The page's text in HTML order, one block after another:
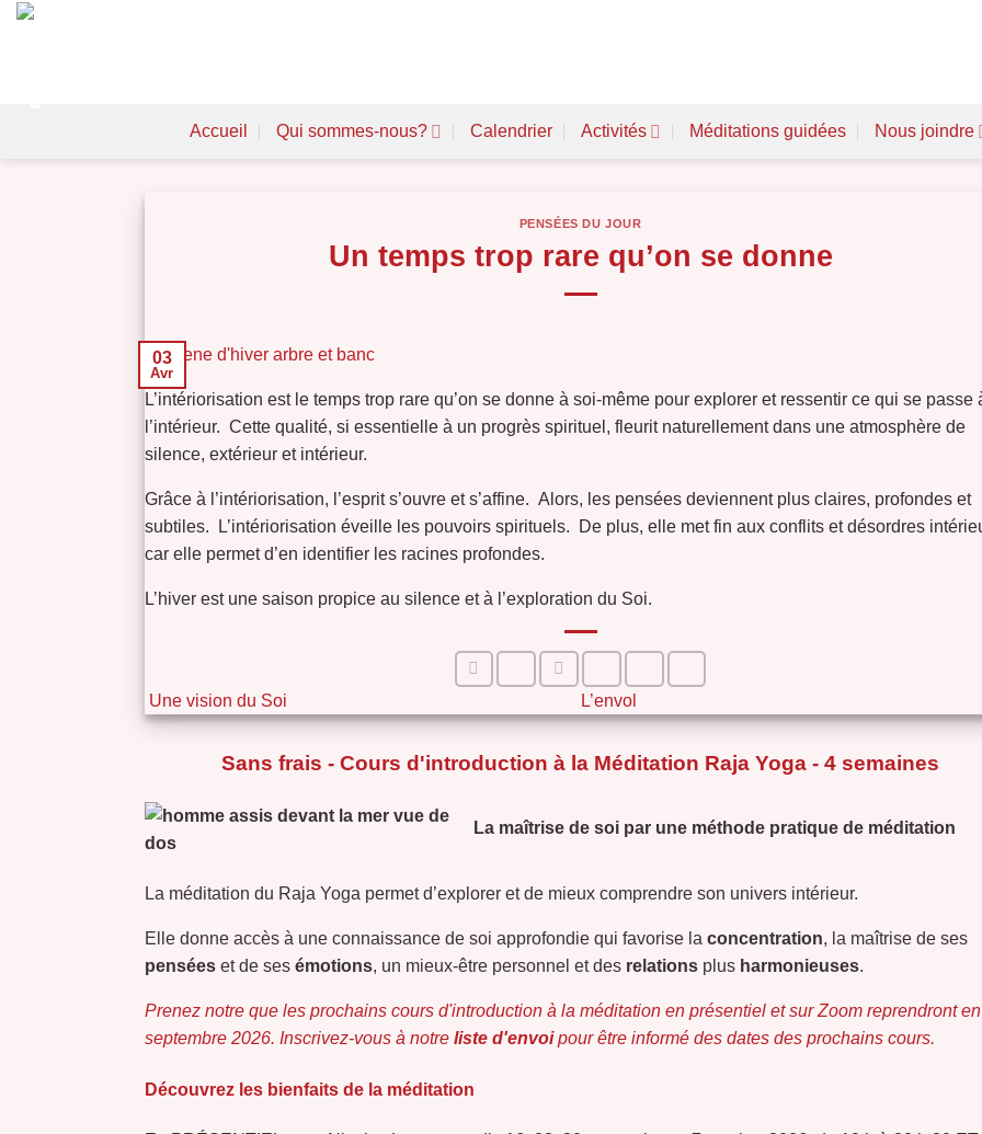
Skip
Accueil Qui sommes-nous? Calendrier Activités Méditations guidées Nous joindre
PENSÉES DU JOUR
Un temps trop rare qu’on se donne
03
Avr
L’intériorisation est le temps trop rare qu’on se donne à soi-même pour explorer et ressentir ce qui se passe
l’intérieur. Cette qualité, si essentielle à un progrès spirituel, fleurit naturellement dans une atmosphère de
silence, extérieur et intérieur.
Grâce à l’intériorisation, l’esprit s’ouvre et s’affine. Alors, les pensées deviennent plus claires, profondes et
subtiles. L’intériorisation éveille les pouvoirs spirituels. De plus, elle met fin aux conflits et désordres
car elle permet d’en identifier les racines profondes.
L’hiver est une saison propice au silence et à l’exploration du Soi.
Une vision du Soi L’envol
Sans frais - Cours d'introduction à la Méditation Raja Yoga - 4 semaines
La maîtrise de soi par une méthode pratique de méditation
La méditation du Raja Yoga permet d’explorer et de mieux comprendre son univers intérieur.
Elle donne accès à une connaissance de soi approfondie qui favorise la concentration, la maîtrise de ses
pensées et de ses émotions, un mieux-être personnel et des relations plus harmonieuses.
Prenez notre que les prochains cours d'introduction à la méditation en présentiel et sur Zoom reprendront en
septembre 2026. Inscrivez-vous à notre liste d'envoi pour être informé des dates des prochains cours.
Découvrez les bienfaits de la méditation